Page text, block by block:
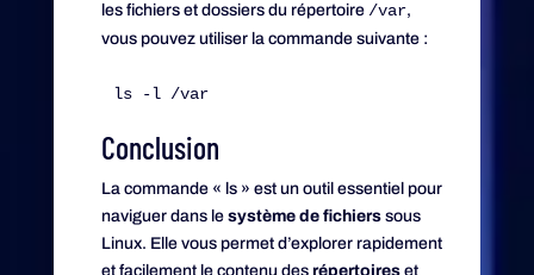
les fichiers et dossiers du répertoire /var,
vous pouvez utiliser la commande suivante :
ls -l /var
Conclusion
La commande « ls » est un outil essentiel pour
naviguer dans le système de fichierssous
Linux. Elle vous permet d’explorer rapidement
et facilement le contenu des répertoireset